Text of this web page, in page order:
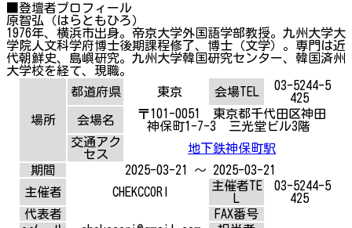
■登壇者プロフィール
原智弘（はらともひろ）
1976年、横浜市出身。帝京大学外国語学部教授。九州大学大
学院人文科学府博士後期課程修了、博士（文学）。専門は近
代朝鮮史、島嶼研究。九州大学韓国研究センター、韓国済州
大学校を経て、現職。
場所
都道府県 東京 会場TEL
03-5244-5
425
会場名
〒101-0051 東京都千代田区神田
神保町1-7-3 三光堂ビル3階
交通アク
セス
地下鉄神保町駅
期間
2025-03-21 ～ 2025-03-21
主催者
CHEKCCORI
主催者TE
03-5244-5
425
代表者
FAX番号